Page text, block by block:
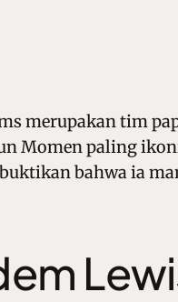
merupakan tim
Momen paling
bahwa ia